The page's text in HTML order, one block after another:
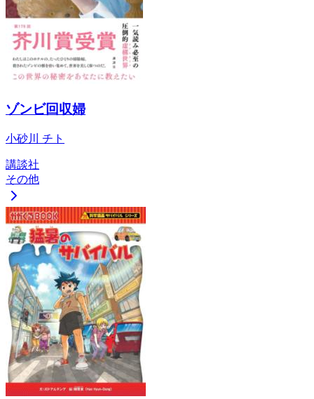
ゾンビ回収婦
小砂川 チト
講談社
その他